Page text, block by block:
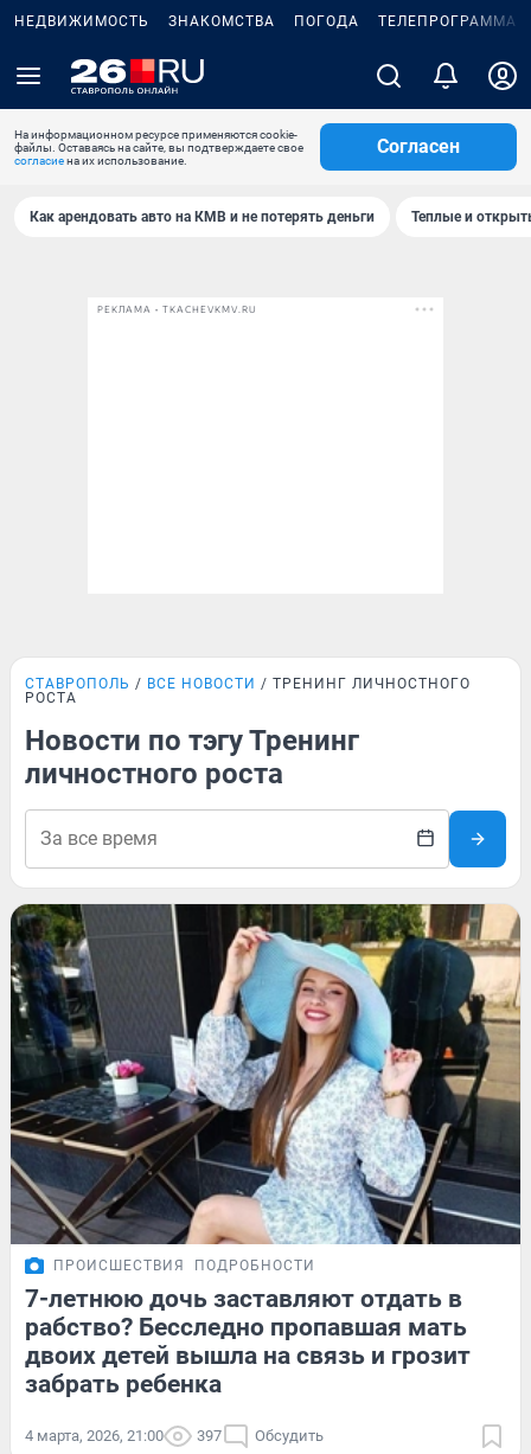
НЕДВИЖИМОСТЬ ЗНАКОМСТВА ПОГОДА ТЕЛЕПРОГРАММА
На информационном ресурсе применяются cookie-
файлы. Оставаясь на сайте, вы подтверждаете свое
согласиена их использование.
Согласен
Как арендовать авто на КМВ и не потерять деньги Теплые и
РЕКЛАМА • TKACHEVKMV.RU
СТАВРОПОЛЬ ВСЕ НОВОСТИ
ТРЕНИНГ ЛИЧНОСТНОГО
РОСТА
Новости по тэгу Тренинг
личностного роста
ПРОИСШЕСТВИЯ ПОДРОБНОСТИ
7-летнюю дочь заставляют отдать в
рабство? Бесследно пропавшая мать
двоих детей вышла на связь и грозит
забрать ребенка
4 марта, 2026, 21:00 397 Обсудить